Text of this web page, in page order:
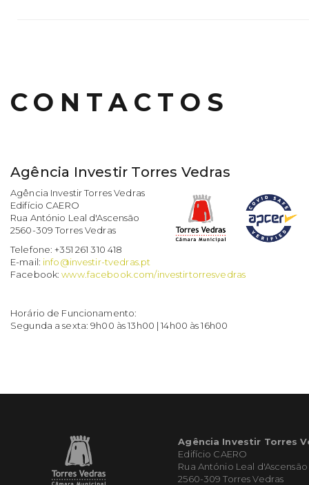
CONTACTOS
Agência Investir Torres Vedras
Agência Investir Torres Vedras
Edifício CAERO
Rua António Leal d'Ascensão
2560-309 Torres Vedras
Telefone: +351 261 310 418
E-mail: info@investir-tvedras.pt
Facebook:www.facebook.com/investirtorresvedras
Horário de Funcionamento:
Segunda a sexta: 9h00 às 13h00 | 14h00 às 16h00
Agência Investir Torres
Edifício CAERO
Rua António Leal d'Ascensão
2560-309 Torres Vedras